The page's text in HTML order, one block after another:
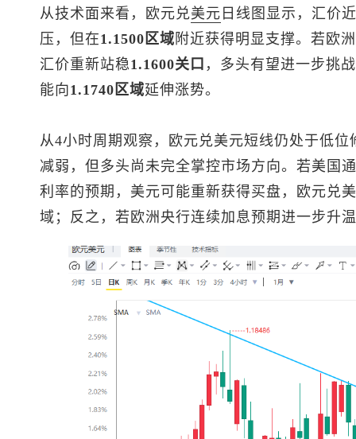
从技术面来看， 欧元兑美元 日线图显示，汇价
压，但在1.1500区域 附近获得明显支撑。若欧
汇价重新站稳1.1600关口 ，多头有望进一步挑战
能向1.1740区域延伸涨势。
从4小时周期观察， 欧元兑美元短线仍处于低位
减弱，但多头尚未完全掌控市场方向。若美国
利率的预期，美元可能重新获得买盘， 欧元兑
域；反之，若欧洲央行连续加息预期进一步升